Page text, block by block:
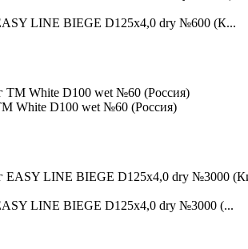
LINE BIEGE D125x4,0 dry №600 (К...
White D100 wet №60 (Россия)
LINE BIEGE D125x4,0 dry №3000 (...